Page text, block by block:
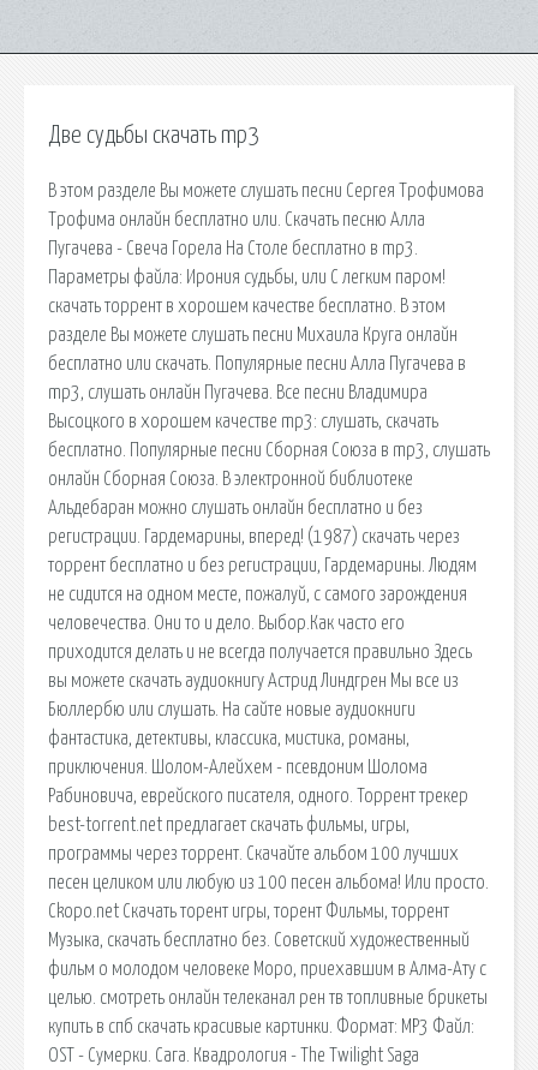
Две судьбы скачать mp3
В этом разделе Вы можете слушать песни Сергея Трофимова
Трофима онлайн бесплатно или. Скачать песню Алла
Пугачева - Свеча Горела На Столе бесплатно в mp3.
Параметры файла: Ирония судьбы, или С легким паром!
скачать торрент в хорошем качестве бесплатно. В этом
разделе Вы можете слушать песни Михаила Круга онлайн
бесплатно или скачать. Популярные песни Алла Пугачева в
mp3, слушать онлайн Пугачева. Все песни Владимира
Высоцкого в хорошем качестве mp3: слушать, скачать
бесплатно. Популярные песни Сборная Союза в mp3, слушать
онлайн Сборная Союза. В электронной библиотеке
Альдебаран можно слушать онлайн бесплатно и без
регистрации. Гардемарины, вперед! (1987) скачать через
торрент бесплатно и без регистрации, Гардемарины. Людям
не сидится на одном месте, пожалуй, с самого зарождения
человечества. Они то и дело. Выбор.Как часто его
приходится делать и не всегда получается правильно Здесь
вы можете скачать аудиокнигу Астрид Линдгрен Мы все из
Бюллербю или слушать. На сайте новые аудиокниги
фантастика, детективы, классика, мистика, романы,
приключения. Шолом-Алейхем - псевдоним Шолома
Рабиновича, еврейского писателя, одного. Торрент трекер
best-torrent.net предлагает скачать фильмы, игры,
программы через торрент. Скачайте альбом 100 лучших
песен целиком или любую из 100 песен альбома! Или просто.
Ckopo.net Скачать торент игры, торент Фильмы, торрент
Музыка, скачать бесплатно без. Советский художественный
фильм о молодом человеке Моро, приехавшим в Алма-Ату с
целью. смотреть онлайн телеканал рен тв топливные брикеты
купить в спб скачать красивые картинки. Формат: MP3 Файл:
OST - Сумерки. Сага. Квадрология - The Twilight Saga